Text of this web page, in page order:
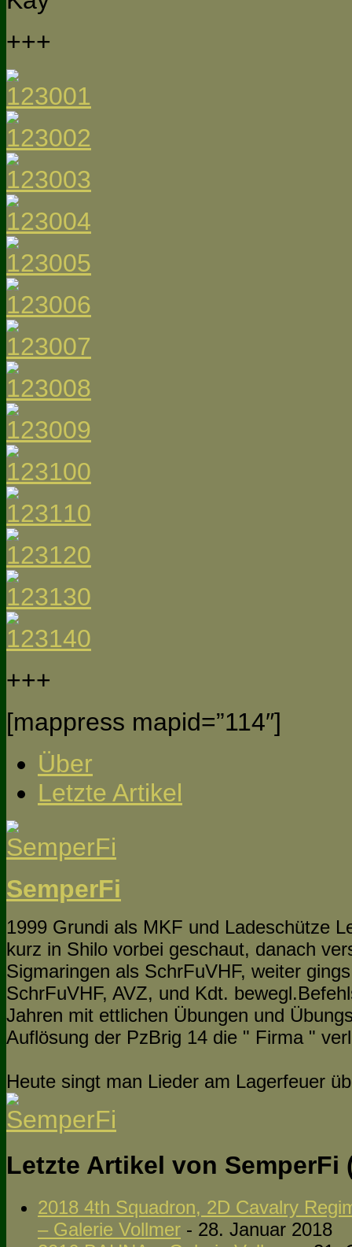
+++
+++
[mappress mapid=”114″]
Über
Letzte Artikel
SemperFi
1999 Grundi als MKF und Ladeschütze
kurz in Shilo vorbei geschaut, danach
Sigmaringen als SchrFuVHF, weiter
SchrFuVHF, AVZ, und Kdt.
Jahren mit ettlichen Übungen und
Auflösung der PzBrig 14 die " Firma "
Heute singt man Lieder am Lagerfeuer
Letzte Artikel von SemperFi
2018 4th Squadron, 2D Cavalry
– Galerie Vollmer - 28. Januar 2018